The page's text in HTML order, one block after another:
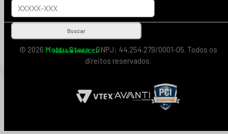
© 2026 Mottu Store- CNPJ: 44.254.279/0001-05. Todos os
direitos reservados.
Buscar
Não sei meu CEP